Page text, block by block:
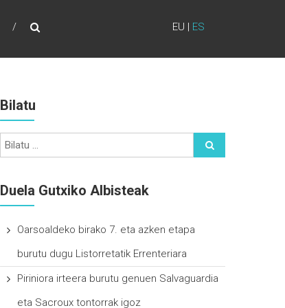
EU | ES
Bilatu
Duela Gutxiko Albisteak
Oarsoaldeko birako 7. eta azken etapa
burutu dugu Listorretatik Errenteriara
Piriniora irteera burutu genuen Salvaguardia
eta Sacroux tontorrak igoz